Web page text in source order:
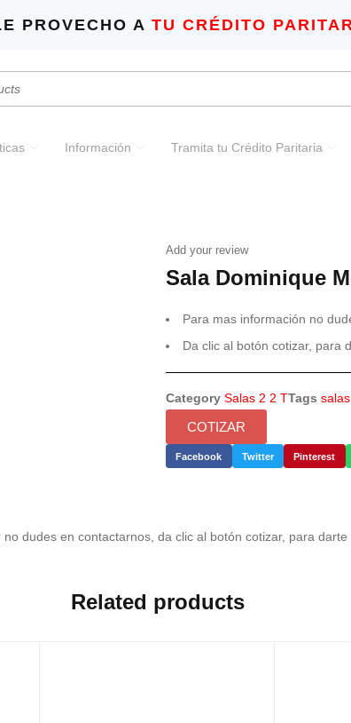
PROVECHO A TU CRÉDITO
Información Tramita tu Crédito Paritaria
Add your review
Sala Dominique
Para mas información no
Da clic al botón cotizar, para
Category Salas 2 2 TTags salas
COTIZAR
Facebook Twitter Pinterest
dudes en contactarnos, da clic al botón cotizar, para
Related products